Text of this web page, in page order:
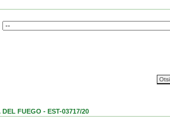
FUEGO - EST-03717/20